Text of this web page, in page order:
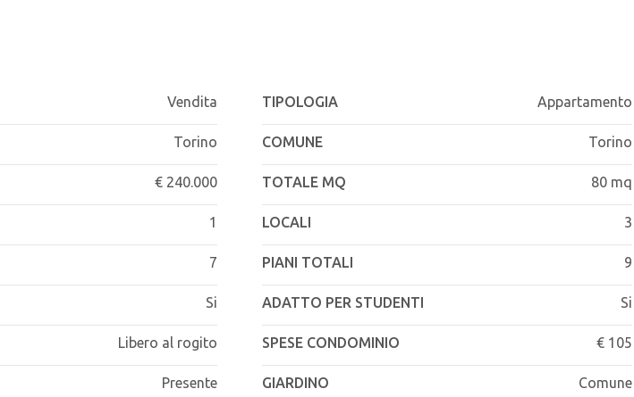
Vendita TIPOLOGIA Appartamento
Torino COMUNE Torino
€ 240.000 TOTALE MQ 80 mq
1 LOCALI 3
7 PIANI TOTALI 9
Si ADATTO PER STUDENTI Si
Libero al rogito SPESE CONDOMINIO € 105
Presente GIARDINO Comune